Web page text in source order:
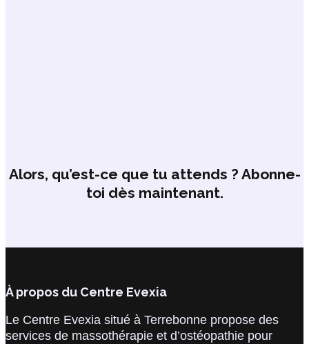
Alors, qu’est-ce que tu attends ? Abonne-
toi dès maintenant.
À propos du Centre Evexia
Le Centre Evexia situé à Terrebonne propose des
services de massothérapie et d’ostéopathie pour